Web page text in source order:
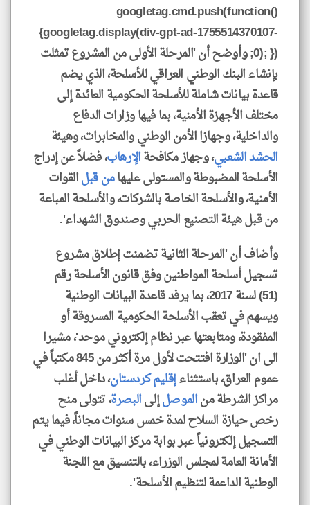
googletag.cmd.push(function()
{googletag.display(div-gpt-ad-1755514370107-
0); }); ‏وأوضح أن 'المرحلة الأولى من المشروع تمثلت
بإنشاء البنك الوطني العراقي للأسلحة، الذي يضم
قاعدة بيانات شاملة للأسلحة الحكومية العائدة إلى
مختلف الأجهزة الأمنية، بما فيها وزارات الدفاع
والداخلية، وجهازا الأمن الوطني والمخابرات، وهيئة
الحشد الشعبي، وجهاز مكافحةالإرهاب، فضلاً عن إدراج
الأسلحة المضبوطة والمستولى عليهامن قبلالقوات
الأمنية، والأسلحة الخاصة بالشركات، والأسلحة المباعة
من قبل هيئة التصنيع الحربي وصندوق الشهداء'.
وأضاف أن 'المرحلة الثانية تضمنت إطلاق مشروع
تسجيل أسلحة المواطنين وفق قانون الأسلحة رقم
(51) لسنة 2017، بما يرفد قاعدة البيانات الوطنية
ويسهم في تعقب الأسلحة الحكومية المسروقة أو
المفقودة، ومتابعتها عبر نظام إلكتروني موحد'، مشيرا
الى ان 'الوزارة افتتحت لأول مرة أكثر من 845 مكتباً في
عموم العراق، باستثناءإقليم كردستان، داخل أغلب
مراكز الشرطة منالموصلإلىالبصرة، تتولى منح
رخص حيازة السلاح لمدة خمس سنوات مجاناً، فيما يتم
التسجيل إلكترونياً عبر بوابة مركز البيانات الوطني في
الأمانة العامة لمجلس الوزراء، بالتنسيق مع اللجنة
الوطنية الداعمة لتنظيم الأسلحة'.